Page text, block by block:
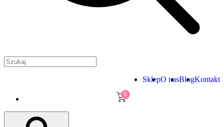
SklepO nasBlogKontakt
0